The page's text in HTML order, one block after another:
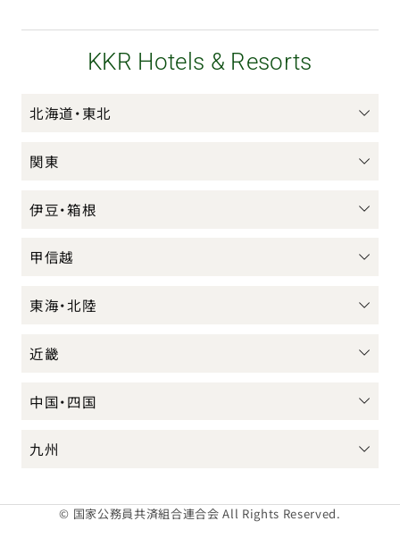
KKR Hotels & Resorts
北海道・東北
関東
伊豆・箱根
甲信越
東海・北陸
近畿
中国・四国
九州
© 国家公務員共済組合連合会 All Rights Reserved.